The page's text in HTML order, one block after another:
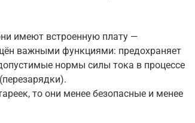
имеют встроенную плату —
важными функциями: предохраняет
нормы силы тока в процессе
то они менее безопасные и менее